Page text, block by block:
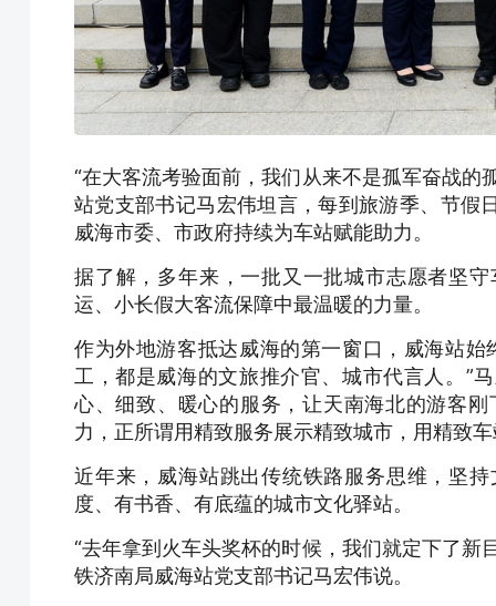
“在大客流考验面前，我们从来不是孤军奋战的
站党支部书记马宏伟坦言，每到旅游季、节假
威海市委、市政府持续为车站赋能助力。
据了解，多年来，一批又一批城市志愿者坚
运、小长假大客流保障中最温暖的力量。
作为外地游客抵达威海的第一窗口，威海站
工，都是威海的文旅推介官、城市代言人。”
心、细致、暖心的服务，让天南海北的游客
力，正所谓用精致服务展示精致城市，用精致
近年来，威海站跳出传统铁路服务思维，坚
度、有书香、有底蕴的城市文化驿站。
“去年拿到火车头奖杯的时候，我们就定下了新
铁济南局威海站党支部书记马宏伟说。